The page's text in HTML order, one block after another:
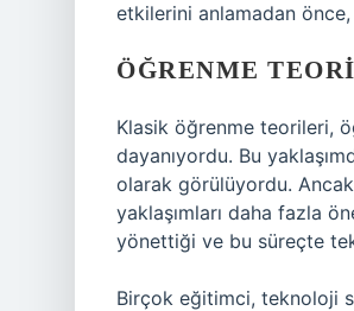
etkilerini anlamadan
ÖĞRENME
Klasik öğrenme teorileri,
dayanıyordu. Bu
olarak görülüyordu.
yaklaşımları daha fazla
yönettiği ve bu süreçte
Birçok eğitimci, teknoloji